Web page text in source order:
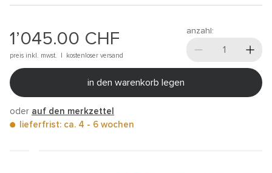
1’045.00 CHF
preis inkl. mwst. | kostenloser versand
anzahl:
in den warenkorb legen
oder auf den merkzettel
lieferfrist: ca. 4 - 6 wochen